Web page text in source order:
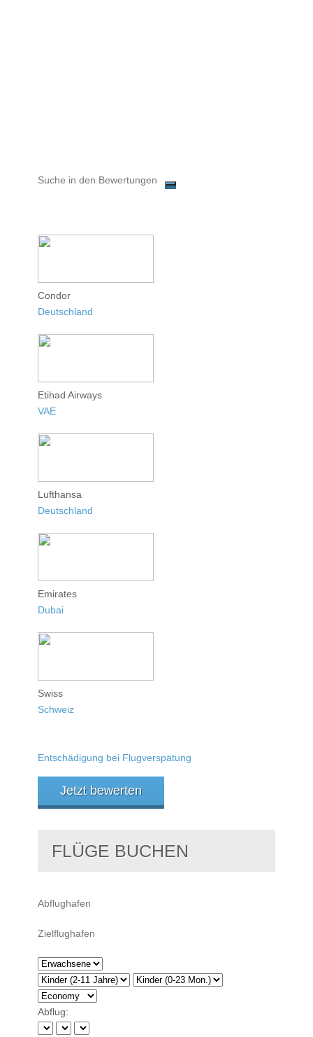
Condor
Deutschland
Etihad Airways
VAE
Lufthansa
Deutschland
Emirates
Dubai
Swiss
Schweiz
Entschädigung bei Flugverspätung
Jetzt bewerten
FLÜGE BUCHEN
Abflug: